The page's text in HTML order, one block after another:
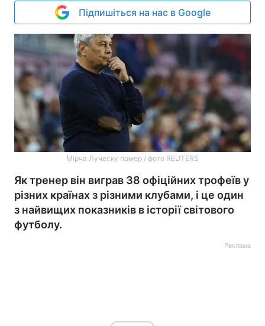
Підпишіться на нас в Google
Мірча Луческу помер / фото REUTERS
Як тренер він виграв 38 офіційних трофеїв у
різних країнах з різними клубами, і це один
з найвищих показників в історії світового
футболу.
Реклама